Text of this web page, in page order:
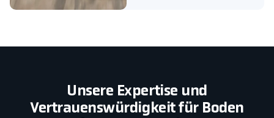
Unsere Expertise und
Vertrauenswürdigkeit für Boden